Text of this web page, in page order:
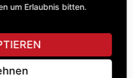
um Erlaubnis bitten.